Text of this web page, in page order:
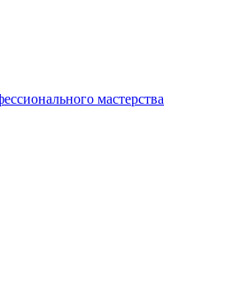
мастерства